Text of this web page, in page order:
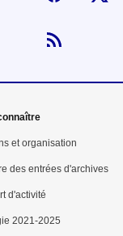
et organisation
des entrées d'archives
d'activité
2021-2025